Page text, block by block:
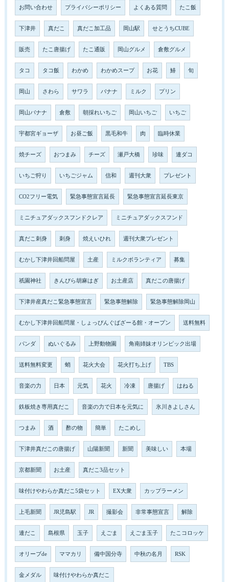
お問い合わせ プライバシーポリシー よくある質問 たこ飯
下津井 真だこ 真だこ加工品 岡山駅 せとうちCUBE
販売 たこ唐揚げ たこ通販 岡山グルメ 倉敷グルメ
タコ タコ飯 わかめ わかめスープ お花 鰆 旬
岡山 さわら サワラ バナナ ミルク プリン
岡山バナナ 倉敷 朝採れいちご 岡山いちご いちご
宇都宮ギョーザ お昼ご飯 黒毛和牛 肉 臨時休業
焼チーズ おつまみ チーズ 瀬戸大橋 珍味 連ダコ
いちご狩り いちごジャム 信和 週刊大衆 プレゼント
CO2フリー電気 緊急事態宣言延長 緊急事態宣言延長東京
ミニチュアダックスフンドクレア ミニチュアダックスフンド
真だこ刺身 刺身 焼えいひれ 週刊大衆プレゼント
むかし下津井回船問屋 土産 ミルクボランティア 募集
祇園神社 きんぴら胡麻はぎ お土産店 真だこの唐揚げ
下津井産真だこ緊急事態宣言 緊急事態解除 緊急事態解除岡山
むかし下津井回船問屋・しょっぴんぐばざーる館・オープン 送料無料
パンダ ぬいぐるみ 上野動物園 角南姉妹オリンピック出場
送料無料変更 蛸 花火大会 花火打ち上げ TBS
音楽の力 日本 元気 花火 冷凍 唐揚げ はねる
鉄板焼き専用真だこ 音楽の力で日本を元気に 氷川きよしさん
つまみ 酒 酢の物 簡単 たこめし
下津井真だこの唐揚げ 山陽新聞 新聞 美味しい 本場
京都新聞 お土産 真だこ3品セット
味付けやわらか真だこ5袋セット EX大衆 カップラーメン
上毛新聞 JR児島駅 JR 撮影会 非常事態宣言 解除
連だこ 島根県 玉子 えごま えごま玉子 たこコロッケ
オリーブde ママカリ 備中国分寺 中秋の名月 RSK
金メダル 味付けやわらか真だこ